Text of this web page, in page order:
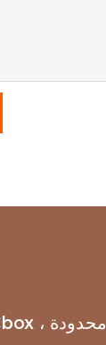
شركة Guangdong Cbox ، محدودة